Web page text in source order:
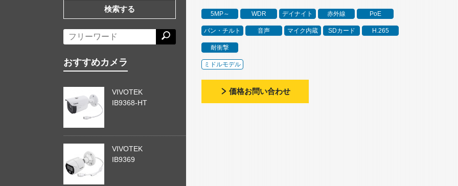
5MP～ WDR デイナイト 赤外線 PoE
パン・チルト 音声 マイク内蔵 SDカード H.265
耐衝撃
ミドルモデル
価格お問い合わせ
検索する
おすすめカメラ
VIVOTEK
IB9368-HT
VIVOTEK
IB9369